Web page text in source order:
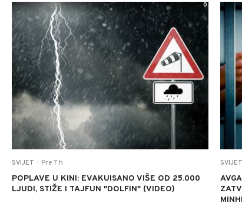
SVIJET Pre 7 h
POPLAVE U KINI: EVAKUISANO VIŠE OD 25.000
LJUDI, STIŽE I TAJFUN "DOLFIN" (VIDEO)
0
SVIJET